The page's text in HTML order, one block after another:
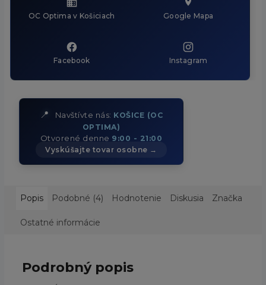
OC Optima v Košiciach Google Mapa
Facebook Instagram
📍 Navštívte nás: KOŠICE (OC
OPTIMA)
Otvorené denne 9:00 - 21:00
Vyskúšajte tovar osobne →
Popis Podobné (4) Hodnotenie Diskusia Značka
Ostatné informácie
Podrobný popis